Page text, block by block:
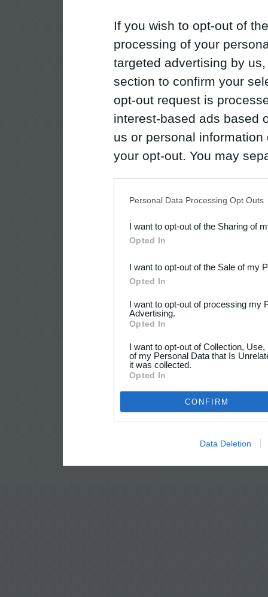
If you wish to opt-out of
processing of your
targeted advertising by
section to confirm your
opt-out request is
interest-based ads based
us or personal
your opt-out. You may
Downstream Participants
third parties.
Personal Data Processing Opt Outs
I want to opt-out of the Sharing of
Opted In
I want to opt-out of the Sale of my
Opted In
I want to opt-out of processing my
Advertising.
Opted In
I want to opt-out of Collection,
of my Personal Data that Is
it was collected.
Opted In
CONFIRM
Data Deletion